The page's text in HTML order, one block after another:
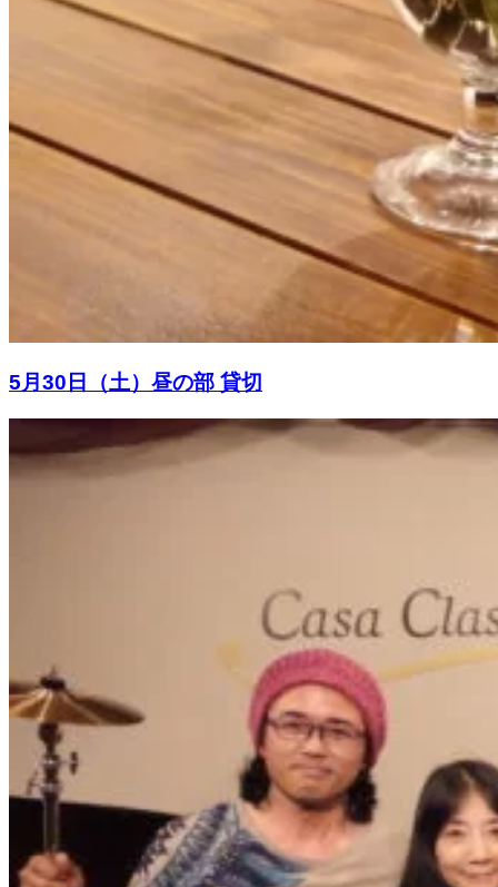
5月30日（土）昼の部 貸切